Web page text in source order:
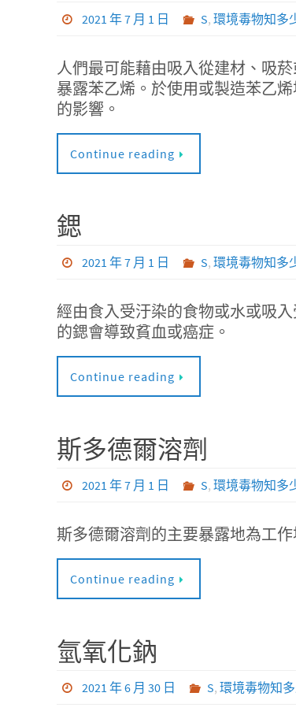
2021 年 7 月 1 日 S, 環境毒物知多
人們最可能藉由吸入從建材、吸
暴露苯乙烯。於使用或製造苯乙
的影響。
Continue reading
鍶
2021 年 7 月 1 日 S, 環境毒物知多
經由食入受汙染的食物或水或吸
的鍶會導致貧血或癌症。
Continue reading
斯多德爾溶劑
2021 年 7 月 1 日 S, 環境毒物知多
斯多德爾溶劑的主要暴露地為工
Continue reading
氫氧化鈉
2021 年 6 月 30 日 S, 環境毒物知